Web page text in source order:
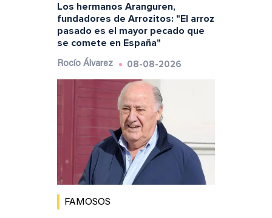
Los hermanos Aranguren,
fundadores de Arrozitos: "El arroz
pasado es el mayor pecado que
se comete en España"
Rocío Álvarez 08-08-2026
FAMOSOS